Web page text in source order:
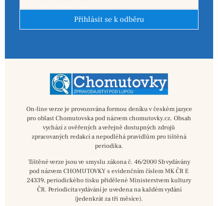
Přihlásit se k odběru
On-line verze je provozována formou deníku v českém jazyce
pro oblast Chomutovska pod názvem chomutovky.cz. Obsah
vychází z ověřených a veřejně dostupných zdrojů
zpracovaných redakcí a nepodléhá pravidlům pro tištěná
periodika.
Tištěné verze jsou ve smyslu zákona č. 46/2000 Sb vydávány
pod názvem CHOMUTOVKY s evidenčním číslem MK ČR E
24339, periodického tisku přidělené Ministerstvem kultury
ČR. Periodicita vydávání je uvedena na každém vydání
(jedenkrát za tři měsíce).